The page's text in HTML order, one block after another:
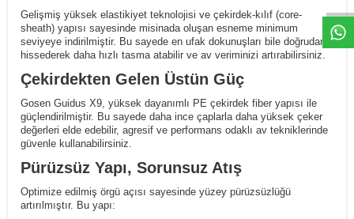
Gelişmiş yüksek elastikiyet teknolojisi ve çekirdek-kılıf (core-
sheath) yapısı sayesinde misinada oluşan esneme minimum
seviyeye indirilmiştir. Bu sayede en ufak dokunuşları bile doğrudan
hissederek daha hızlı tasma atabilir ve av veriminizi artırabilirsiniz.
Çekirdekten Gelen Üstün Güç
Gosen Guidus X9, yüksek dayanımlı PE çekirdek fiber yapısı ile
güçlendirilmiştir. Bu sayede daha ince çaplarla daha yüksek çeker
değerleri elde edebilir, agresif ve performans odaklı av tekniklerinde
güvenle kullanabilirsiniz.
Pürüzsüz Yapı, Sorunsuz Atış
Optimize edilmiş örgü açısı sayesinde yüzey pürüzsüzlüğü
artırılmıştır. Bu yapı: